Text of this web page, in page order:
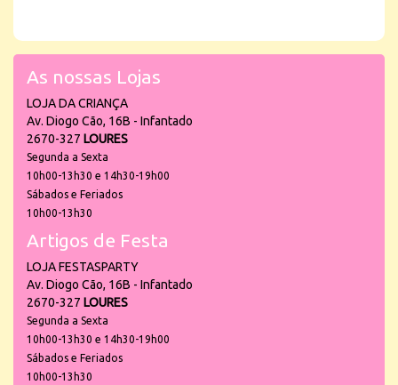
As nossas Lojas
LOJA DA CRIANÇA
Av. Diogo Cão, 16B - Infantado
2670-327 LOURES
Segunda a Sexta
10h00-13h30 e 14h30-19h00
Sábados e Feriados
10h00-13h30
Artigos de Festa
LOJA FESTASPARTY
Av. Diogo Cão, 16B - Infantado
2670-327 LOURES
Segunda a Sexta
10h00-13h30 e 14h30-19h00
Sábados e Feriados
10h00-13h30